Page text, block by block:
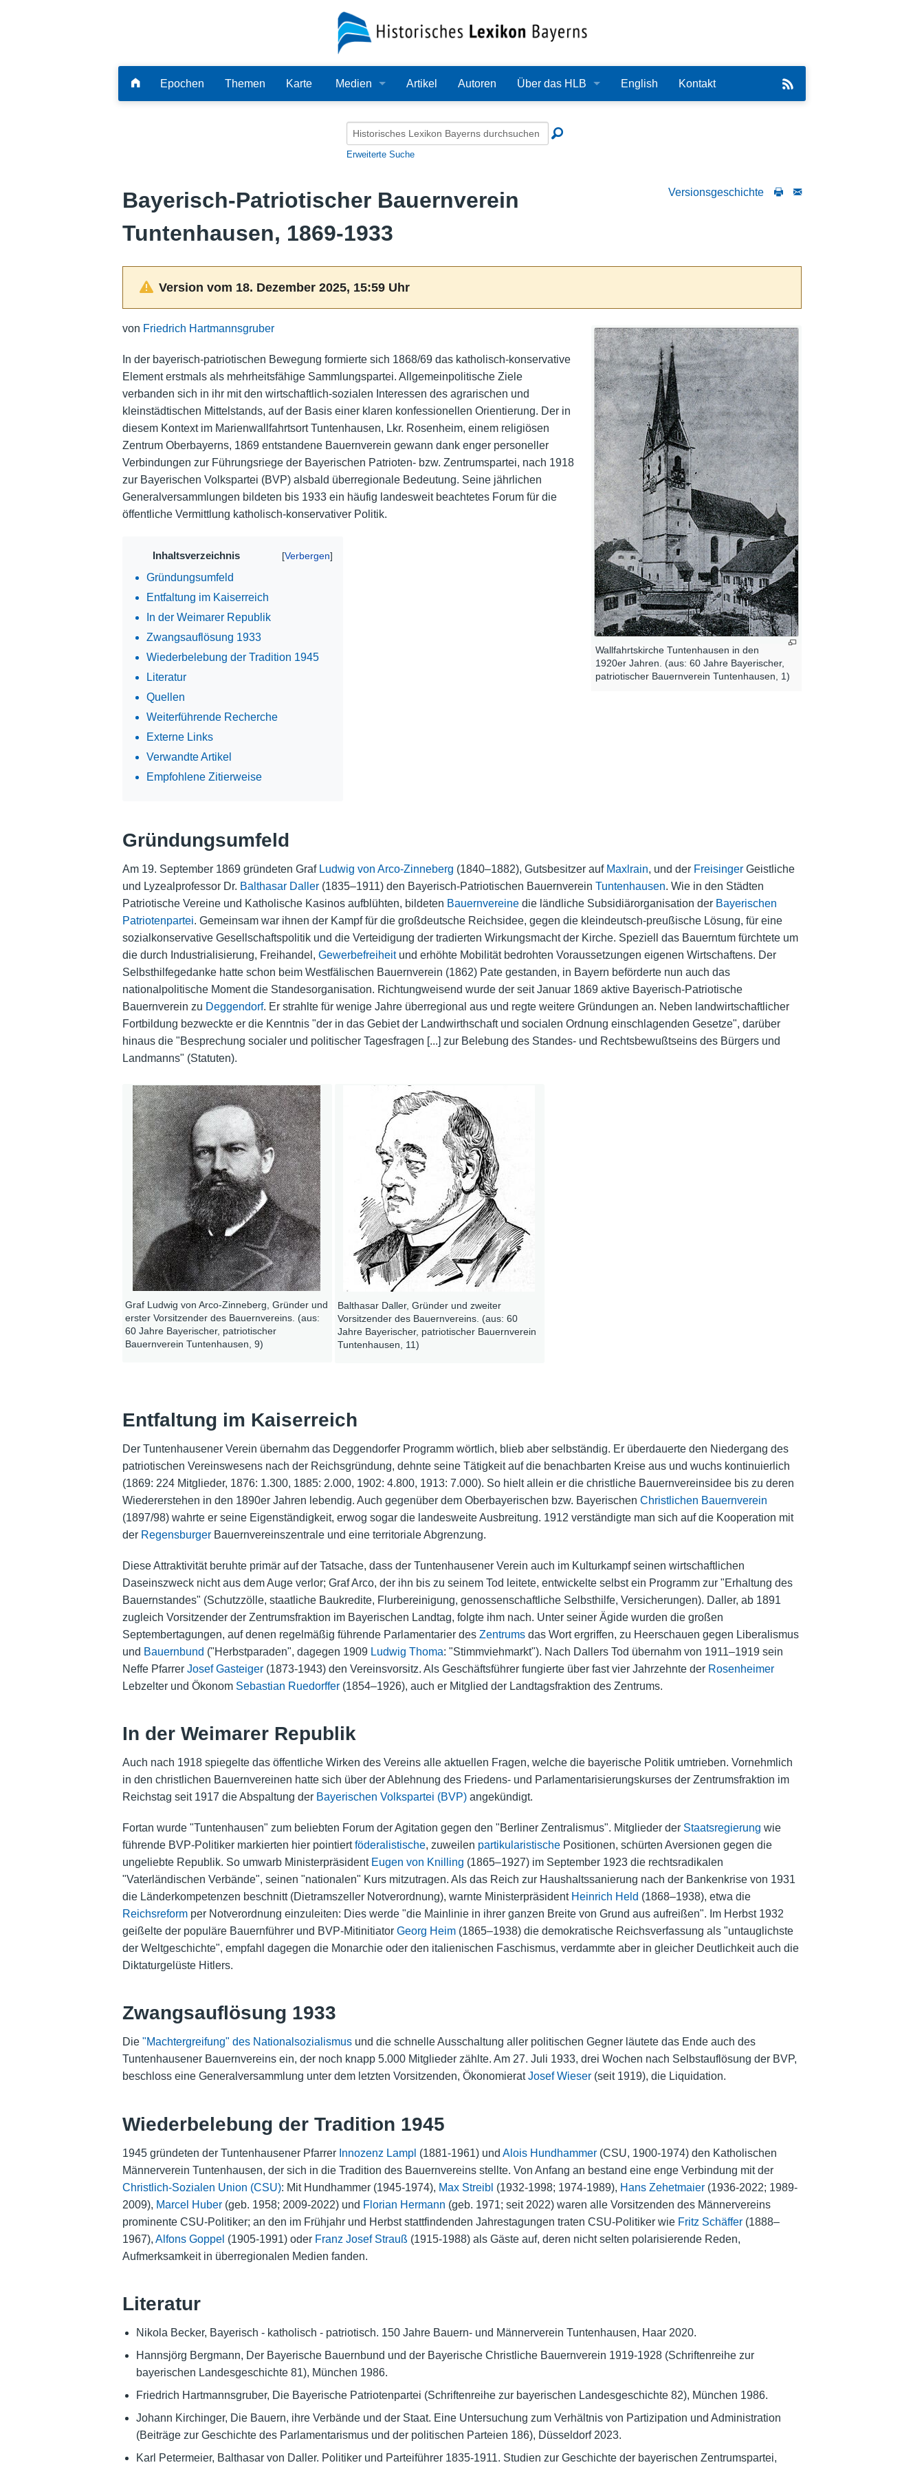
Epochen Themen Karte Medien
Audio
PDF
Alle Dateien
Artikel Autoren Über das HLB
Redaktion
Wissenschaftlicher Beirat
Zehn Jahre HLB
Nutzungshinweise
English Kontakt
Erweiterte Suche
Versionsgeschichte
Bayerisch-Patriotischer Bauernverein
Tuntenhausen, 1869-1933
Version vom 18. Dezember 2025, 15:59 Uhr
Wallfahrtskirche Tuntenhausen in den
1920er Jahren. (aus: 60 Jahre Bayerischer,
patriotischer Bauernverein Tuntenhausen, 1)
von Friedrich Hartmannsgruber
In der bayerisch-patriotischen Bewegung formierte sich 1868/69 das katholisch-konservative
Element erstmals als mehrheitsfähige Sammlungspartei. Allgemeinpolitische Ziele
verbanden sich in ihr mit den wirtschaftlich-sozialen Interessen des agrarischen und
kleinstädtischen Mittelstands, auf der Basis einer klaren konfessionellen Orientierung. Der in
diesem Kontext im Marienwallfahrtsort Tuntenhausen, Lkr. Rosenheim, einem religiösen
Zentrum Oberbayerns, 1869 entstandene Bauernverein gewann dank enger personeller
Verbindungen zur Führungsriege der Bayerischen Patrioten- bzw. Zentrumspartei, nach 1918
zur Bayerischen Volkspartei (BVP) alsbald überregionale Bedeutung. Seine jährlichen
Generalversammlungen bildeten bis 1933 ein häufig landesweit beachtetes Forum für die
öffentliche Vermittlung katholisch-konservativer Politik.
Inhaltsverzeichnis
Gründungsumfeld
Entfaltung im Kaiserreich
In der Weimarer Republik
Zwangsauflösung 1933
Wiederbelebung der Tradition 1945
Literatur
Quellen
Weiterführende Recherche
Externe Links
Verwandte Artikel
Empfohlene Zitierweise
Gründungsumfeld
Am 19. September 1869 gründeten Graf Ludwig von Arco-Zinneberg (1840–1882), Gutsbesitzer auf Maxlrain, und der FreisingerGeistliche
und Lyzealprofessor Dr. Balthasar Daller(1835–1911) den Bayerisch-Patriotischen Bauernverein Tuntenhausen. Wie in den Städten
Patriotische Vereine und Katholische Kasinos aufblühten, bildeten Bauernvereinedie ländliche Subsidiärorganisation der Bayerischen
Patriotenpartei. Gemeinsam war ihnen der Kampf für die großdeutsche Reichsidee, gegen die kleindeutsch-preußische Lösung, für eine
sozialkonservative Gesellschaftspolitik und die Verteidigung der tradierten Wirkungsmacht der Kirche. Speziell das Bauerntum fürchtete um
die durch Industrialisierung, Freihandel, Gewerbefreiheitund erhöhte Mobilität bedrohten Voraussetzungen eigenen Wirtschaftens. Der
Selbsthilfegedanke hatte schon beim Westfälischen Bauernverein (1862) Pate gestanden, in Bayern beförderte nun auch das
nationalpolitische Moment die Standesorganisation. Richtungweisend wurde der seit Januar 1869 aktive Bayerisch-Patriotische
Bauernverein zu Deggendorf. Er strahlte für wenige Jahre überregional aus und regte weitere Gründungen an. Neben landwirtschaftlicher
Fortbildung bezweckte er die Kenntnis "der in das Gebiet der Landwirthschaft und socialen Ordnung einschlagenden Gesetze", darüber
hinaus die "Besprechung socialer und politischer Tagesfragen [...] zur Belebung des Standes- und Rechtsbewußtseins des Bürgers und
Landmanns" (Statuten).
Graf Ludwig von Arco-Zinneberg, Gründer und
erster Vorsitzender des Bauernvereins. (aus:
60 Jahre Bayerischer, patriotischer
Bauernverein Tuntenhausen, 9)
Balthasar Daller, Gründer und zweiter
Vorsitzender des Bauernvereins. (aus: 60
Jahre Bayerischer, patriotischer Bauernverein
Tuntenhausen, 11)
Entfaltung im Kaiserreich
Der Tuntenhausener Verein übernahm das Deggendorfer Programm wörtlich, blieb aber selbständig. Er überdauerte den Niedergang des
patriotischen Vereinswesens nach der Reichsgründung, dehnte seine Tätigkeit auf die benachbarten Kreise aus und wuchs kontinuierlich
(1869: 224 Mitglieder, 1876: 1.300, 1885: 2.000, 1902: 4.800, 1913: 7.000). So hielt allein er die christliche Bauernvereinsidee bis zu deren
Wiedererstehen in den 1890er Jahren lebendig. Auch gegenüber dem Oberbayerischen bzw. Bayerischen Christlichen Bauernverein
(1897/98) wahrte er seine Eigenständigkeit, erwog sogar die landesweite Ausbreitung. 1912 verständigte man sich auf die Kooperation mit
der RegensburgerBauernvereinszentrale und eine territoriale Abgrenzung.
Diese Attraktivität beruhte primär auf der Tatsache, dass der Tuntenhausener Verein auch im Kulturkampf seinen wirtschaftlichen
Daseinszweck nicht aus dem Auge verlor; Graf Arco, der ihn bis zu seinem Tod leitete, entwickelte selbst ein Programm zur "Erhaltung des
Bauernstandes" (Schutzzölle, staatliche Baukredite, Flurbereinigung, genossenschaftliche Selbsthilfe, Versicherungen). Daller, ab 1891
zugleich Vorsitzender der Zentrumsfraktion im Bayerischen Landtag, folgte ihm nach. Unter seiner Ägide wurden die großen
Septembertagungen, auf denen regelmäßig führende Parlamentarier des Zentrumsdas Wort ergriffen, zu Heerschauen gegen Liberalismus
und Bauernbund ("Herbstparaden", dagegen 1909 Ludwig Thoma: "Stimmviehmarkt"). Nach Dallers Tod übernahm von 1911–1919 sein
Neffe Pfarrer Josef Gasteiger(1873-1943) den Vereinsvorsitz. Als Geschäftsführer fungierte über fast vier Jahrzehnte der Rosenheimer
Lebzelter und Ökonom Sebastian Ruedorffer(1854–1926), auch er Mitglied der Landtagsfraktion des Zentrums.
In der Weimarer Republik
Auch nach 1918 spiegelte das öffentliche Wirken des Vereins alle aktuellen Fragen, welche die bayerische Politik umtrieben. Vornehmlich
in den christlichen Bauernvereinen hatte sich über der Ablehnung des Friedens- und Parlamentarisierungskurses der Zentrumsfraktion im
Reichstag seit 1917 die Abspaltung der Bayerischen Volkspartei (BVP)angekündigt.
Fortan wurde "Tuntenhausen" zum beliebten Forum der Agitation gegen den "Berliner Zentralismus". Mitglieder der Staatsregierung wie
führende BVP-Politiker markierten hier pointiertföderalistische, zuweilen partikularistischePositionen, schürten Aversionen gegen die
ungeliebte Republik. So umwarb Ministerpräsident Eugen von Knilling (1865–1927) im September 1923 die rechtsradikalen
"Vaterländischen Verbände", seinen "nationalen" Kurs mitzutragen. Als das Reich zur Haushaltssanierung nach der Bankenkrise von 1931
die Länderkompetenzen beschnitt (Dietramszeller Notverordnung), warnte Ministerpräsident Heinrich Held (1868–1938), etwa die
Reichsreformper Notverordnung einzuleiten: Dies werde "die Mainlinie in ihrer ganzen Breite von Grund aus aufreißen". Im Herbst 1932
geißelte der populäre Bauernführer und BVP-Mitinitiator Georg Heim(1865–1938) die demokratische Reichsverfassung als "untauglichste
der Weltgeschichte", empfahl dagegen die Monarchie oder den italienischen Faschismus, verdammte aber in gleicher Deutlichkeit auch die
Diktaturgelüste Hitlers.
Zwangsauflösung 1933
Die "Machtergreifung" des Nationalsozialismusund die schnelle Ausschaltung aller politischen Gegner läutete das Ende auch des
Tuntenhausener Bauernvereins ein, der noch knapp 5.000 Mitglieder zählte. Am 27. Juli 1933, drei Wochen nach Selbstauflösung der BVP,
beschloss eine Generalversammlung unter dem letzten Vorsitzenden, ÖkonomieratJosef Wieser(seit 1919), die Liquidation.
Wiederbelebung der Tradition 1945
1945 gründeten der Tuntenhausener Pfarrer Innozenz Lampl (1881-1961) und Alois Hundhammer(CSU, 1900-1974) den Katholischen
Männerverein Tuntenhausen, der sich in die Tradition des Bauernvereins stellte. Von Anfang an bestand eine enge Verbindung mit der
Christlich-Sozialen Union (CSU): Mit Hundhammer (1945-1974), Max Streibl (1932-1998; 1974-1989), Hans Zehetmaier(1936-2022; 1989-
2009), Marcel Huber(geb. 1958; 2009-2022) und Florian Hermann (geb. 1971; seit 2022) waren alle Vorsitzenden des Männervereins
prominente CSU-Politiker; an den im Frühjahr und Herbst stattfindenden Jahrestagungen traten CSU-Politiker wie Fritz Schäffer(1888–
1967), Alfons Goppel (1905-1991) oder Franz Josef Strauß (1915-1988) als Gäste auf, deren nicht selten polarisierende Reden,
Aufmerksamkeit in überregionalen Medien fanden.
Literatur
Nikola Becker, Bayerisch - katholisch - patriotisch. 150 Jahre Bauern- und Männerverein Tuntenhausen, Haar 2020.
Hannsjörg Bergmann, Der Bayerische Bauernbund und der Bayerische Christliche Bauernverein 1919-1928 (Schriftenreihe zur
bayerischen Landesgeschichte 81), München 1986.
Friedrich Hartmannsgruber, Die Bayerische Patriotenpartei (Schriftenreihe zur bayerischen Landesgeschichte 82), München 1986.
Johann Kirchinger, Die Bauern, ihre Verbände und der Staat. Eine Untersuchung zum Verhältnis von Partizipation und Administration
(Beiträge zur Geschichte des Parlamentarismus und der politischen Parteien 186), Düsseldorf 2023.
Karl Petermeier, Balthasar von Daller. Politiker und Parteiführer 1835-1911. Studien zur Geschichte der bayerischen Zentrumspartei,